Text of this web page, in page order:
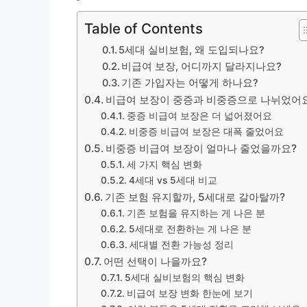
Table of Contents
5세대 실비보험, 왜 도입되나요?
비급여 보장, 어디까지 달라지나요?
기존 가입자는 어떻게 하나요?
비급여 보장이 중증과 비중증으로 나뉘었어
중증 비급여 보장은 더 넓어졌어요
비중증 비급여 보장은 대폭 줄었어요
비중증 비급여 보장이 얼마나 줄었을까요?
세 가지 핵심 변화
4세대 vs 5세대 비교
기존 보험 유지할까, 5세대로 갈아탈까?
기존 보험을 유지하는 게 나은 분
5세대로 전환하는 게 나은 분
세대별 전환 가능성 정리
어떤 선택이 나을까요?
5세대 실비보험의 핵심 변화
비급여 보장 변화 한눈에 보기